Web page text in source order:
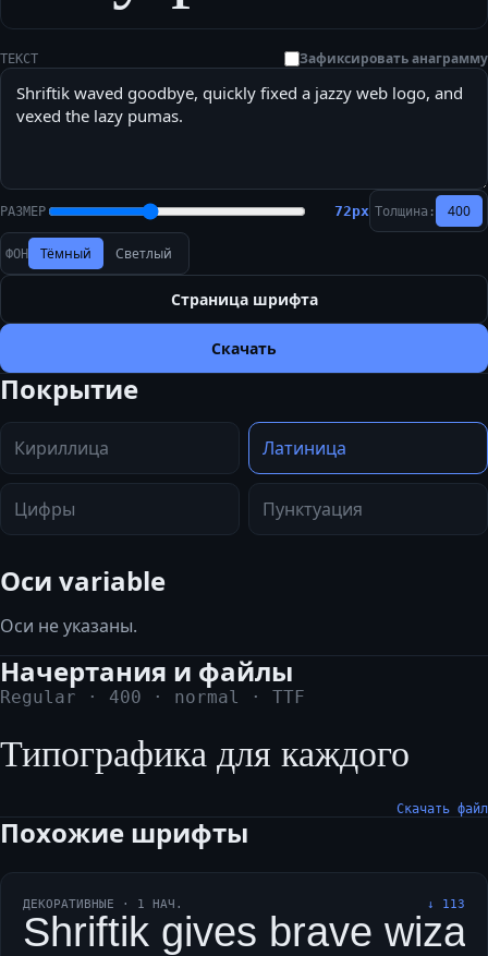
ТЕКСТ Зафиксировать анаграмму
РАЗМЕР 72px Толщина: 400
ФОН Тёмный Светлый
Страница шрифта
Скачать
Покрытие
Кириллица Латиница
Цифры Пунктуация
Оси variable
Оси не указаны.
Начертания и файлы
Regular · 400 · normal · TTF
Типографика для каждого
Скачать файл
Похожие шрифты
ДЕКОРАТИВНЫЕ · 1 НАЧ. ↓ 113
Shriftik gives brave